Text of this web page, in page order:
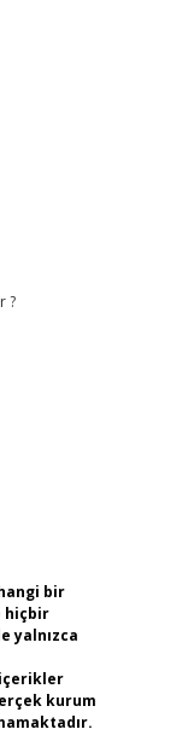
?
bir
hiçbir
yalnızca
kurum